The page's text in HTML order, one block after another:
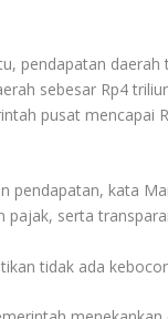
pendapatan
sebesar Rp4
pusat mencapai
pendapatan, kata
pajak, serta
tidak ada